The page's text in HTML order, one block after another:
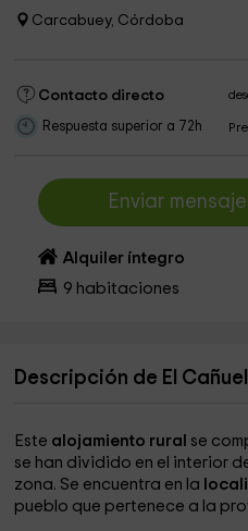
Carcabuey, Córdoba
Contacto directo
Respuesta superior a 72h
Enviar
Alquiler íntegro
9 habitaciones
Descripción de El
Este alojamiento rural se
se han dividido en el interior
zona. Se encuentra en la
pueblo que pertenece a la